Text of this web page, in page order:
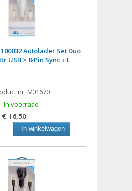
Autolader Set Duo
USB > 8-Pin Sync + L
nr: M01670
In voorraad
€ 16,50
In winkelwagen